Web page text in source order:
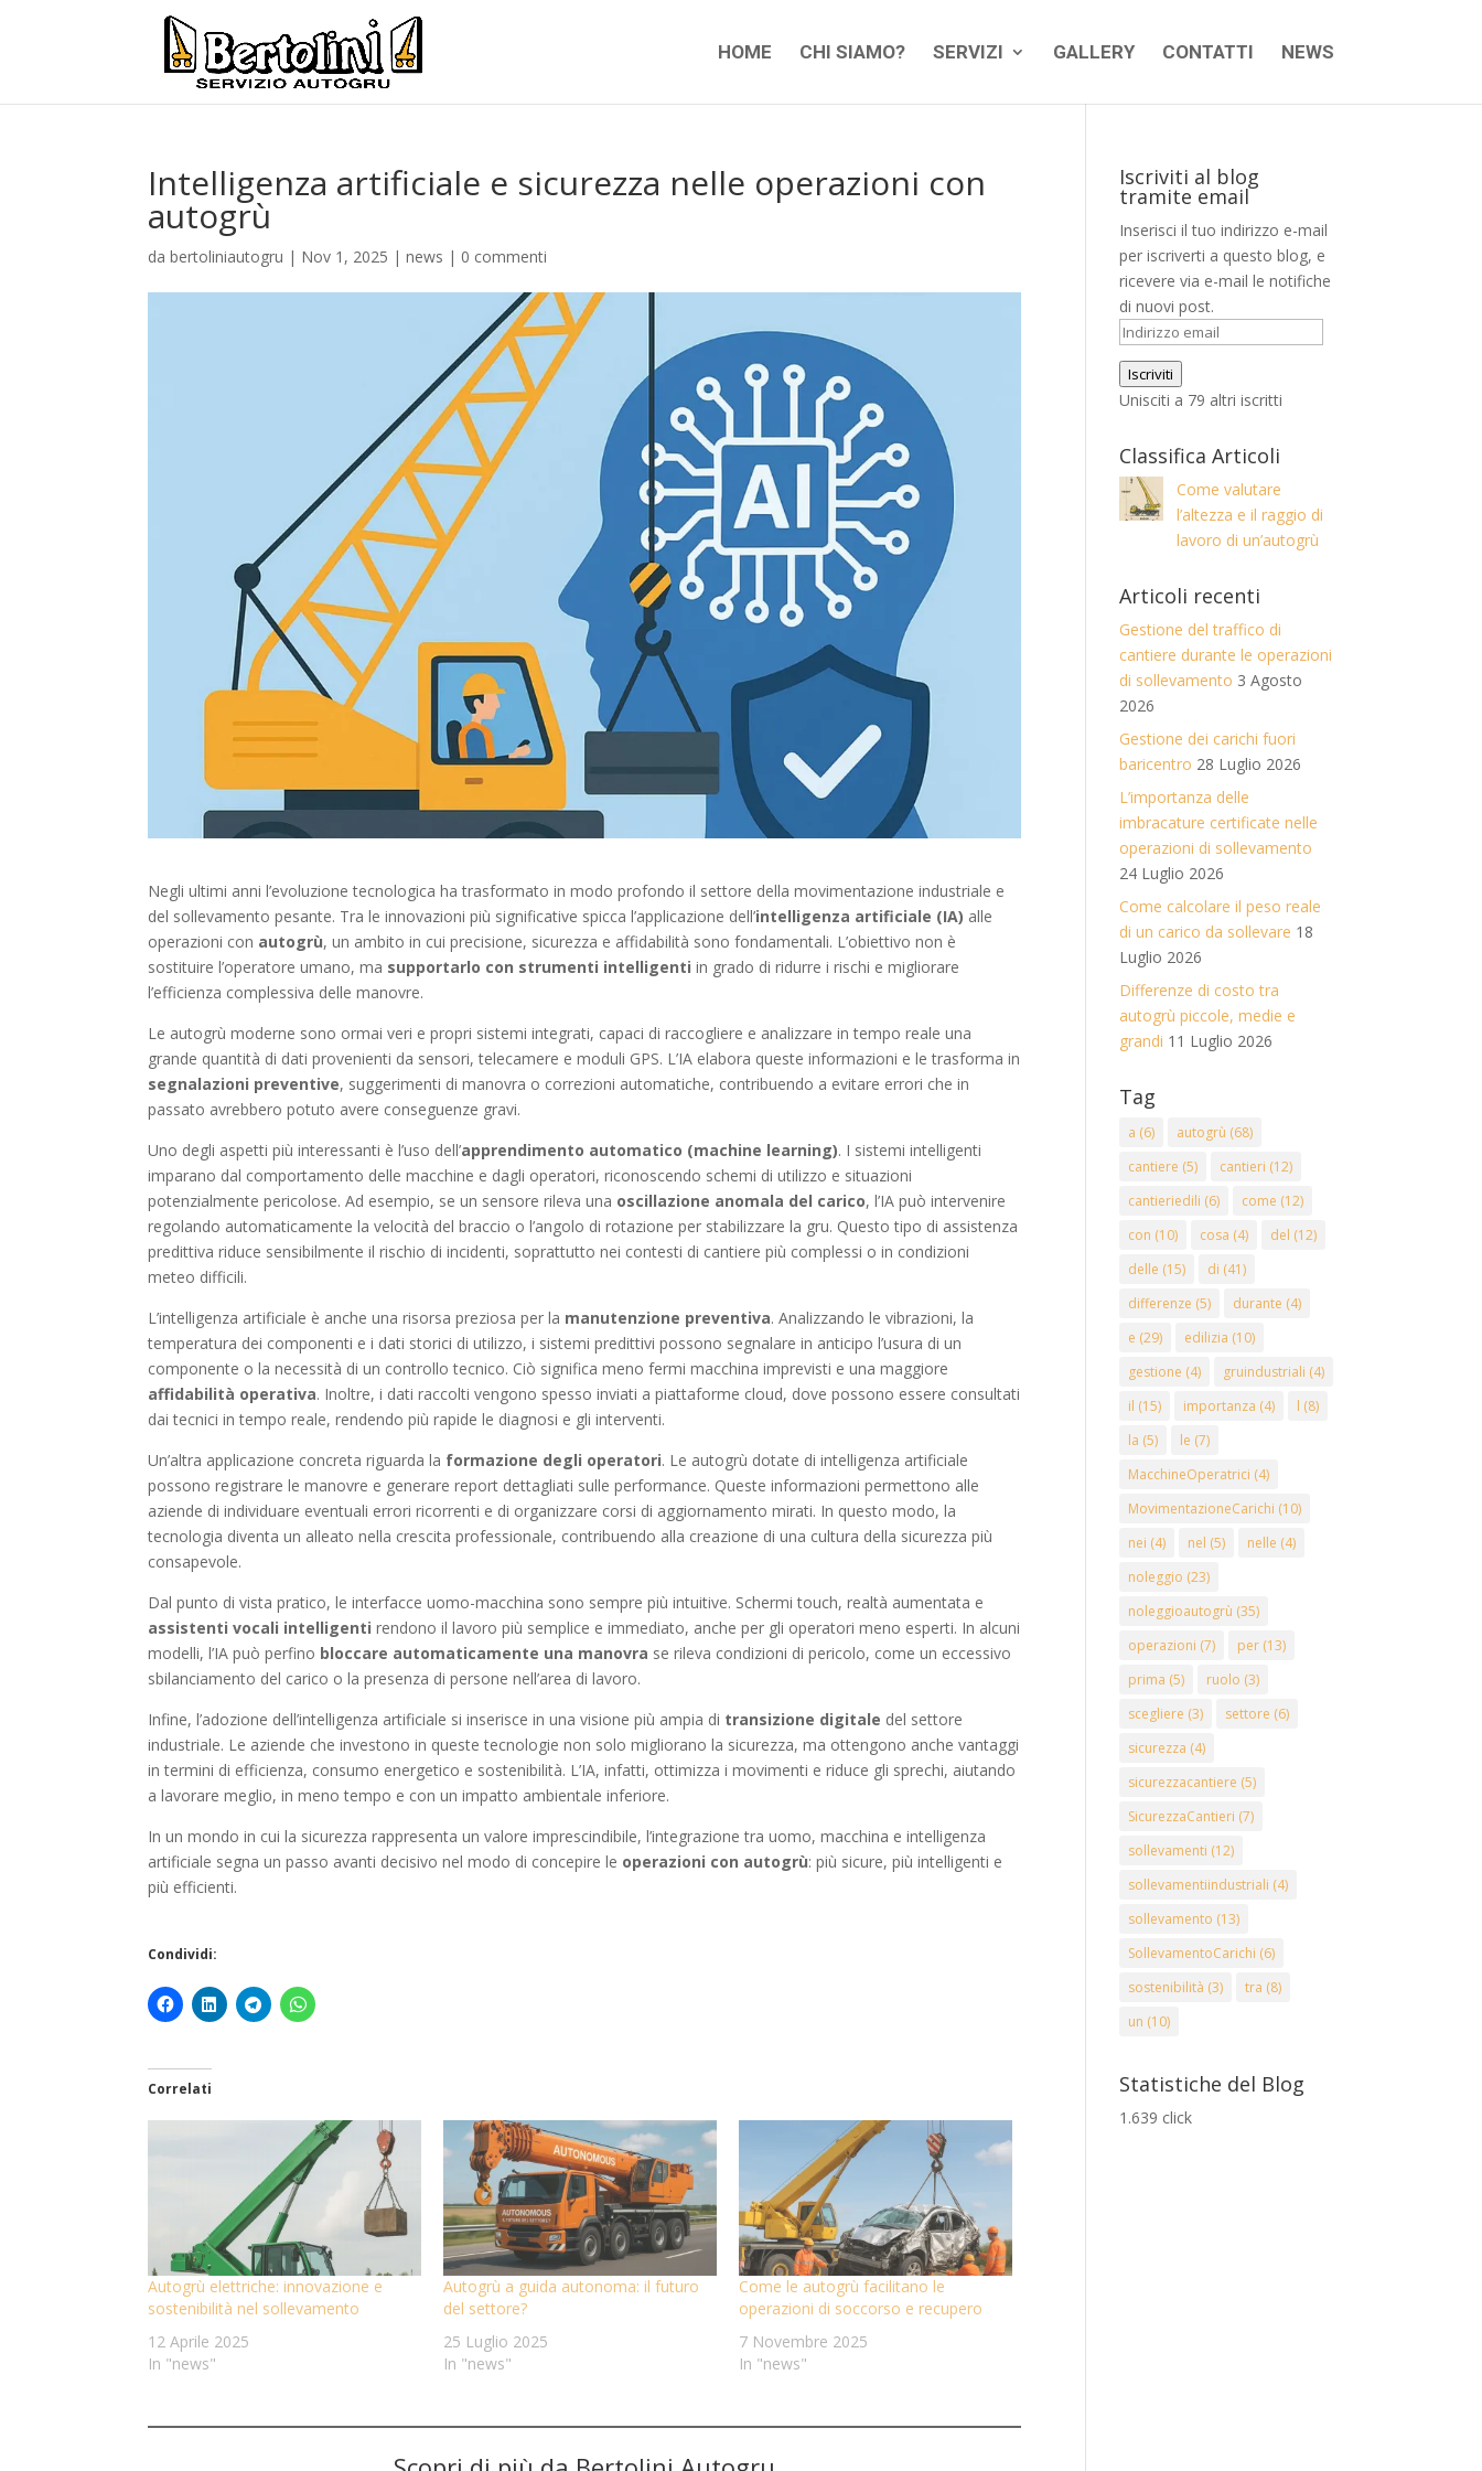
HOME CHI SIAMO? SERVIZI GALLERY CONTATTI NEWS
Intelligenza artificiale e sicurezza nelle operazioni con
autogrù
dabertoliniautogru | Nov 1, 2025 |news | 0 commenti
Negli ultimi anni l’evoluzione tecnologica ha trasformato in modo profondo il settore della movimentazione industriale e
del sollevamento pesante. Tra le innovazioni più significative spicca l’applicazione dell’intelligenza artificiale (IA) alle
operazioni con autogrù, un ambito in cui precisione, sicurezza e affidabilità sono fondamentali. L’obiettivo non è
sostituire l’operatore umano, ma supportarlo con strumenti intelligenti in grado di ridurre i rischi e migliorare
l’efficienza complessiva delle manovre.
Le autogrù moderne sono ormai veri e propri sistemi integrati, capaci di raccogliere e analizzare in tempo reale una
grande quantità di dati provenienti da sensori, telecamere e moduli GPS. L’IA elabora queste informazioni e le trasforma in
segnalazioni preventive, suggerimenti di manovra o correzioni automatiche, contribuendo a evitare errori che in
passato avrebbero potuto avere conseguenze gravi.
Uno degli aspetti più interessanti è l’uso dell’apprendimento automatico (machine learning). I sistemi intelligenti
imparano dal comportamento delle macchine e dagli operatori, riconoscendo schemi di utilizzo e situazioni
potenzialmente pericolose. Ad esempio, se un sensore rileva una oscillazione anomala del carico, l’IA può intervenire
regolando automaticamente la velocità del braccio o l’angolo di rotazione per stabilizzare la gru. Questo tipo di assistenza
predittiva riduce sensibilmente il rischio di incidenti, soprattutto nei contesti di cantiere più complessi o in condizioni
meteo difficili.
L’intelligenza artificiale è anche una risorsa preziosa per la manutenzione preventiva. Analizzando le vibrazioni, la
temperatura dei componenti e i dati storici di utilizzo, i sistemi predittivi possono segnalare in anticipo l’usura di un
componente o la necessità di un controllo tecnico. Ciò significa meno fermi macchina imprevisti e una maggiore
affidabilità operativa. Inoltre, i dati raccolti vengono spesso inviati a piattaforme cloud, dove possono essere consultati
dai tecnici in tempo reale, rendendo più rapide le diagnosi e gli interventi.
Un’altra applicazione concreta riguarda la formazione degli operatori. Le autogrù dotate di intelligenza artificiale
possono registrare le manovre e generare report dettagliati sulle performance. Queste informazioni permettono alle
aziende di individuare eventuali errori ricorrenti e di organizzare corsi di aggiornamento mirati. In questo modo, la
tecnologia diventa un alleato nella crescita professionale, contribuendo alla creazione di una cultura della sicurezza più
consapevole.
Dal punto di vista pratico, le interfacce uomo-macchina sono sempre più intuitive. Schermi touch, realtà aumentata e
assistenti vocali intelligenti rendono il lavoro più semplice e immediato, anche per gli operatori meno esperti. In alcuni
modelli, l’IA può perfino bloccare automaticamente una manovra se rileva condizioni di pericolo, come un eccessivo
sbilanciamento del carico o la presenza di persone nell’area di lavoro.
Infine, l’adozione dell’intelligenza artificiale si inserisce in una visione più ampia di transizione digitale del settore
industriale. Le aziende che investono in queste tecnologie non solo migliorano la sicurezza, ma ottengono anche vantaggi
in termini di efficienza, consumo energetico e sostenibilità. L’IA, infatti, ottimizza i movimenti e riduce gli sprechi, aiutando
a lavorare meglio, in meno tempo e con un impatto ambientale inferiore.
In un mondo in cui la sicurezza rappresenta un valore imprescindibile, l’integrazione tra uomo, macchina e intelligenza
artificiale segna un passo avanti decisivo nel modo di concepire le operazioni con autogrù: più sicure, più intelligenti e
più efficienti.
Condividi:
Correlati
Autogrù elettriche: innovazione e
sostenibilità nel sollevamento
12 Aprile 2025
In "news"
Autogrù a guida autonoma: il futuro
del settore?
25 Luglio 2025
In "news"
Come le autogrù facilitano le
operazioni di soccorso e recupero
7 Novembre 2025
In "news"
Iscriviti al blog
tramite email
Inserisci il tuo indirizzo e-mail
per iscriverti a questo blog, e
ricevere via e-mail le notifiche
di nuovi post.
Indirizzo
email
Iscriviti
Unisciti a 79 altri iscritti
Classifica Articoli
Come valutare
l’altezza e il raggio di
lavoro di un’autogrù
Articoli recenti
Gestione del traffico di
cantiere durante le operazioni
di sollevamento 3 Agosto
2026
Gestione dei carichi fuori
baricentro 28 Luglio 2026
L’importanza delle
imbracature certificate nelle
operazioni di sollevamento
24 Luglio 2026
Come calcolare il peso reale
di un carico da sollevare 18
Luglio 2026
Differenze di costo tra
autogrù piccole, medie e
grandi 11 Luglio 2026
Tag
a (6) autogrù (68)
cantiere (5) cantieri (12)
cantieriedili (6) come (12)
con (10) cosa (4) del (12)
delle (15) di (41)
differenze (5) durante (4)
e (29) edilizia (10)
gestione (4) gruindustriali (4)
il (15) importanza (4) l (8)
la (5) le (7)
MacchineOperatrici (4)
MovimentazioneCarichi (10)
nei (4) nel (5) nelle (4)
noleggio (23)
noleggioautogrù (35)
operazioni (7) per (13)
prima (5) ruolo (3)
scegliere (3) settore (6)
sicurezza (4)
sicurezzacantiere (5)
SicurezzaCantieri (7)
sollevamenti (12)
sollevamentiindustriali (4)
sollevamento (13)
SollevamentoCarichi (6)
sostenibilità (3) tra (8)
un (10)
Statistiche del Blog
1.639 click